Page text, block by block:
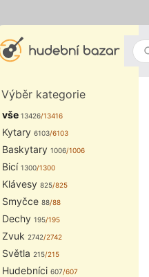
Výběr kategorie
vše 13426/13416
Kytary 6103/6103
Baskytary 1006/1006
Bicí 1300/1300
Klávesy 825/825
Smyčce 88/88
Dechy 195/195
Zvuk 2742/2742
Světla 215/215
Hudebníci 607/607